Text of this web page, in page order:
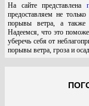
На сайте представлена
предоставляем не
порывы ветра, а также
Надеемся, что это
уберечь себя от
порывы ветра, гроза и